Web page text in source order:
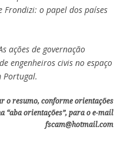
Frondizi: o papel dos países
ações de governação
engenheiros civis no espaço
Portugal.
o resumo, conforme orientações
“aba orientações”, para o e-mail
fscam@hotmail.com